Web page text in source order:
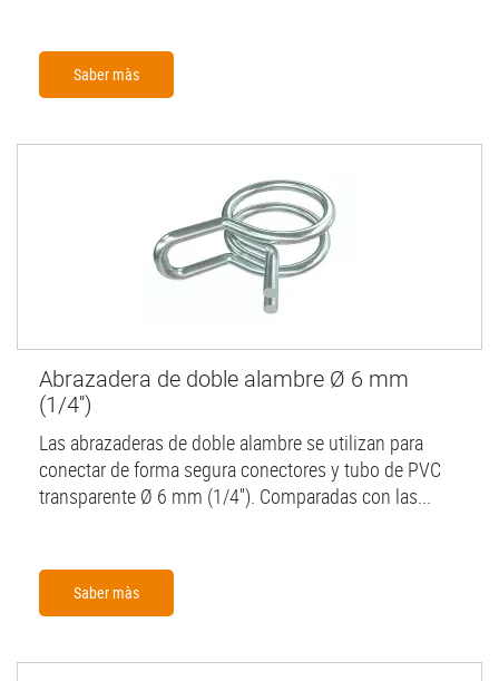
Saber màs
Abrazadera de doble alambre Ø 6 mm
(1/4'')
Las abrazaderas de doble alambre se utilizan para
conectar de forma segura conectores y tubo de PVC
transparente Ø 6 mm (1/4''). Comparadas con las...
Saber màs